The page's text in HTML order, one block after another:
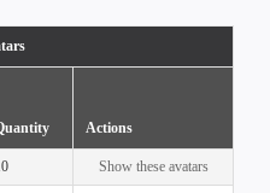
Actions
Show these avatars